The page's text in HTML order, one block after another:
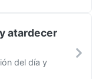
atardecer
del día y